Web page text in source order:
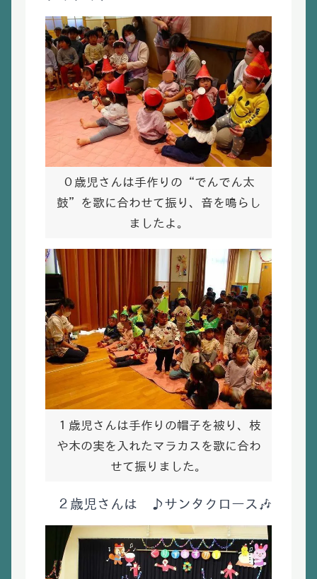
０歳児さんは手作りの“でんでん太
鼓”を歌に合わせて振り、音を鳴らし
ましたよ。
１歳児さんは手作りの帽子を被り、枝
や木の実を入れたマラカスを歌に合わ
せて振りました。
２歳児さんは ♪サンタクロース🎶